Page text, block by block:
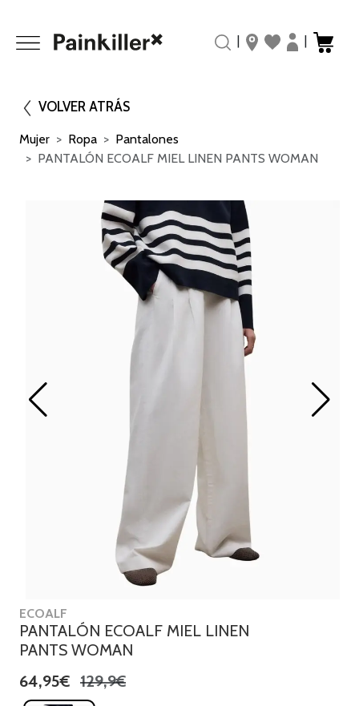
VOLVER ATRÁS
Mujer Ropa
Pantalones
PANTALÓN ECOALF MIEL LINEN PANTS WOMAN
ECOALF
PANTALÓN ECOALF MIEL LINEN
PANTS WOMAN
64,95€ 129,9€